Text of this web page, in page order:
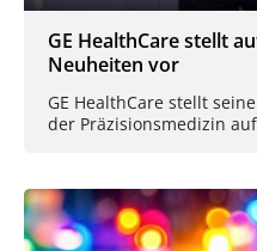
GE HealthCare stellt
Neuheiten vor
GE HealthCare stellt
der Präzisionsmedizin